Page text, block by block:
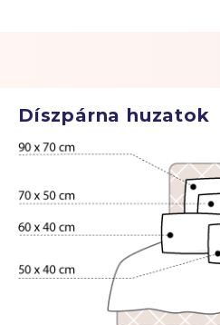
Díszpárna huzatok